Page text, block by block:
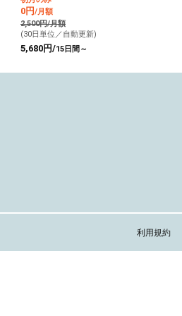
0円/月額
2,500円/月額
(30日単位／自動更新)
5,680円/15日間～
利用規約